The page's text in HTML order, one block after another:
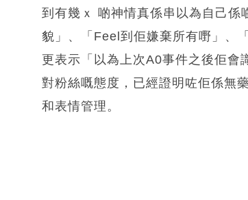
到有幾ｘ 啲神情真係串以為自己
貌」、「Feel到佢嫌棄所有嘢」、
更表示「以為上次A0事件之後佢會
對粉絲嘅態度，已經證明咗佢係無
和表情管理。